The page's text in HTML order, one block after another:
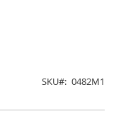
SKU 0482M1